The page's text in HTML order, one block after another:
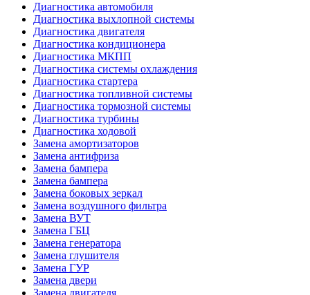
Диагностика автомобиля
Диагностика выхлопной системы
Диагностика двигателя
Диагностика кондиционера
Диагностика МКПП
Диагностика системы охлаждения
Диагностика стартера
Диагностика топливной системы
Диагностика тормозной системы
Диагностика турбины
Диагностика ходовой
Замена амортизаторов
Замена антифриза
Замена бампера
Замена бампера
Замена боковых зеркал
Замена воздушного фильтра
Замена ВУТ
Замена ГБЦ
Замена генератора
Замена глушителя
Замена ГУР
Замена двери